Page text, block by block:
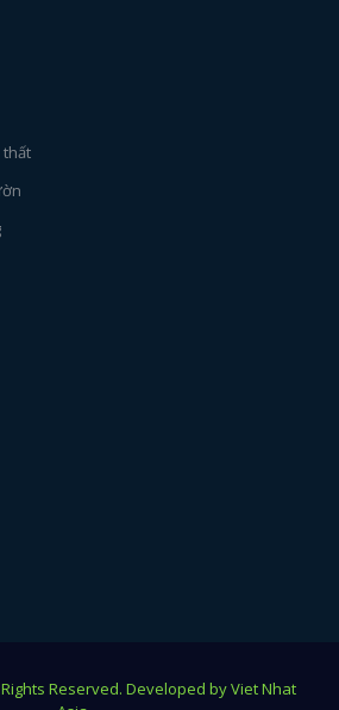
thất
Reserved. Developed by Viet Nhat